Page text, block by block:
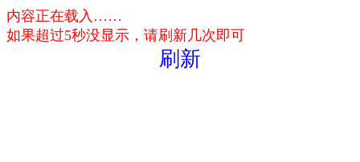
内容正在载入……
如果超过5秒没显示，请刷新几次即可
刷新